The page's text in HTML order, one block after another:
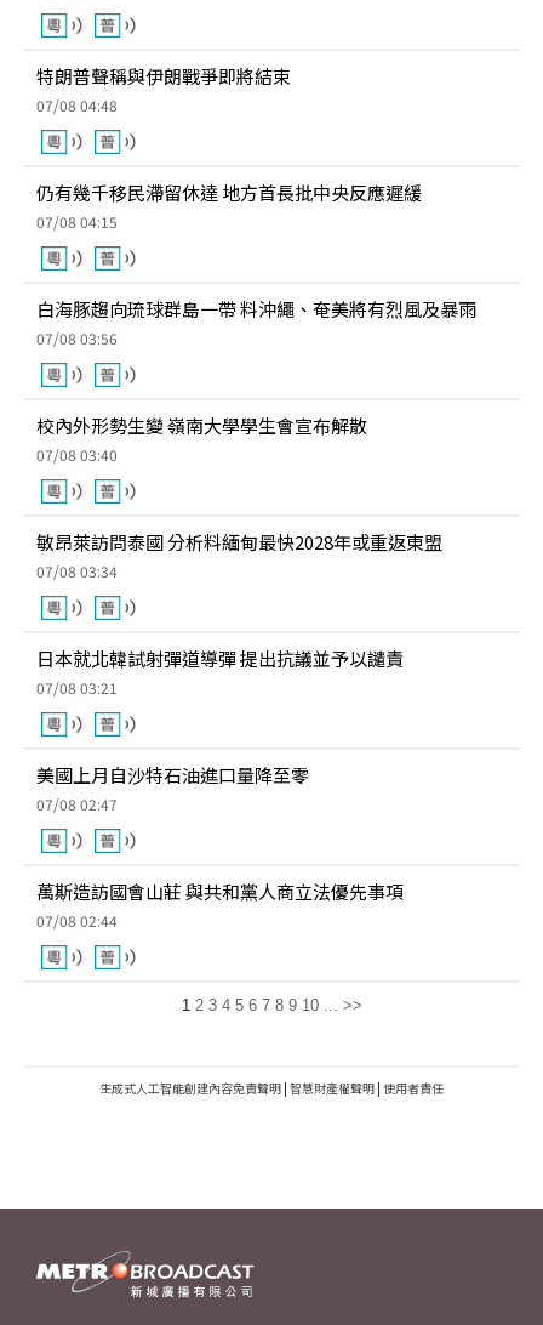
特朗普聲稱與伊朗戰爭即將結束
07/08 04:48
仍有幾千移民滯留休達 地方首長批中央反應遲緩
07/08 04:15
白海豚趨向琉球群島一帶 料沖繩、奄美將有烈風及暴雨
07/08 03:56
校內外形勢生變 嶺南大學學生會宣布解散
07/08 03:40
敏昂萊訪問泰國 分析料緬甸最快2028年或重返東盟
07/08 03:34
日本就北韓試射彈道導彈 提出抗議並予以譴責
07/08 03:21
美國上月自沙特石油進口量降至零
07/08 02:47
萬斯造訪國會山莊 與共和黨人商立法優先事項
07/08 02:44
1 2 3 4 5 6 7 8 9 10 ... >>
生成式人工智能創建內容免責聲明 | 智慧財產權聲明 | 使用者責任